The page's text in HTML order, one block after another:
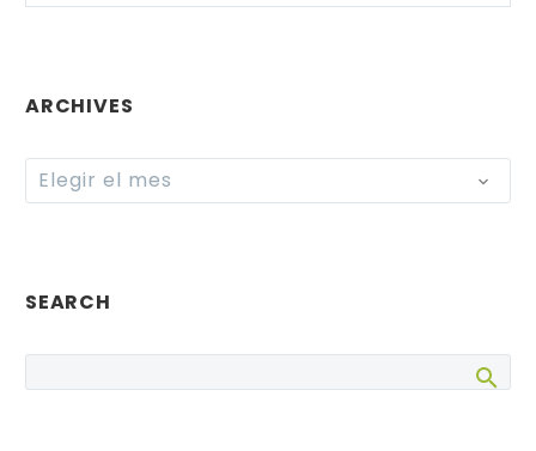
ARCHIVES
Archives
Elegir el mes
SEARCH